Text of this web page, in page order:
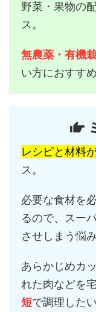
野菜・果物の
ス。
無農薬・有機
い方におすすめ
レシピと材料
ス。
必要な食材を
るので、スー
させしまう悩
あらかじめカ
れた肉などを
短で調理した